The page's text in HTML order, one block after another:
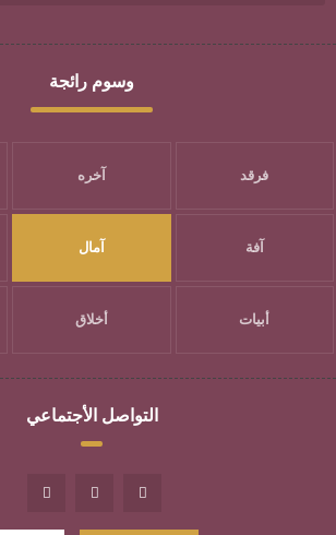
وسوم رائجة
فرقد آخره
آفة آمال
أبيات أخلاق
التواصل الأجتماعي